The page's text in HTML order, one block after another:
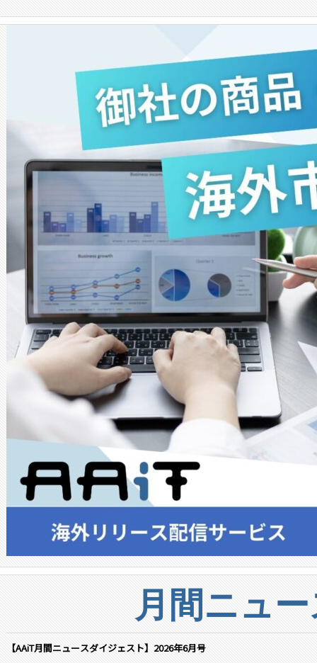
月間ニュ
【AAiT月間ニュースダイジェスト】2026年6月号